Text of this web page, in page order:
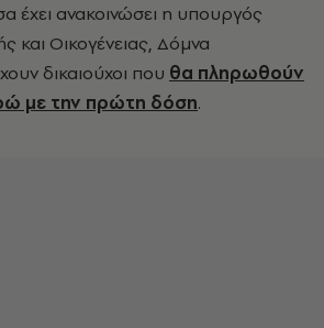
έχει ανακοινώσει η υπουργός
και Οικογένειας, Δόμνα
δικαιούχοι που θα πληρωθούν
με την πρώτη δόση.